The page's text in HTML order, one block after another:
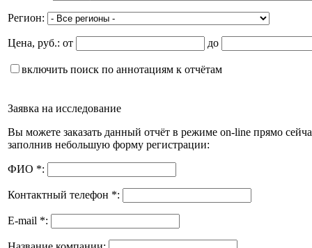
Регион:
Цена, руб.: от до
включить поиск по аннотациям к отчётам
Заявка на исследование
Вы можете заказать данный отчёт в режиме on-line прямо
заполнив небольшую форму регистрации:
ФИО *:
Контактный телефон *:
E-mail *: